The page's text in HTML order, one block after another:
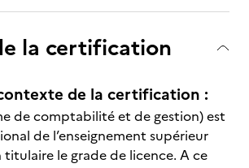
la certification
de la certification :
de comptabilité et de gestion) est
de l’enseignement supérieur
le grade de licence. A ce